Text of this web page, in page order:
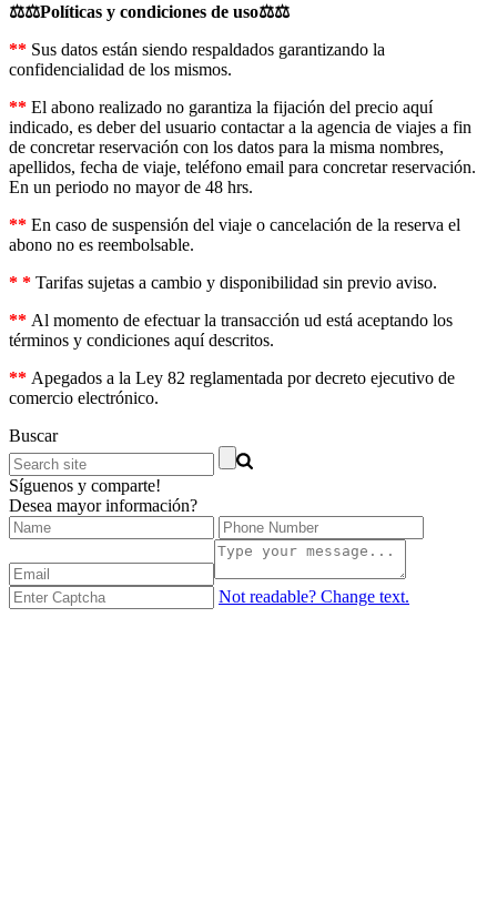
⚖️⚖️Políticas y condiciones de uso⚖️⚖️
** Sus datos están siendo respaldados garantizando la
confidencialidad de los mismos.
** El abono realizado no garantiza la fijación del precio aquí
indicado, es deber del usuario contactar a la agencia de viajes a fin
de concretar reservación con los datos para la misma nombres,
apellidos, fecha de viaje, teléfono email para concretar reservación.
En un periodo no mayor de 48 hrs.
** En caso de suspensión del viaje o cancelación de la reserva el
abono no es reembolsable.
* * Tarifas sujetas a cambio y disponibilidad sin previo aviso.
** Al momento de efectuar la transacción ud está aceptando los
términos y condiciones aquí descritos.
** Apegados a la Ley 82 reglamentada por decreto ejecutivo de
comercio electrónico.
Buscar
Síguenos y comparte!
Desea mayor información?
Not readable? Change text.